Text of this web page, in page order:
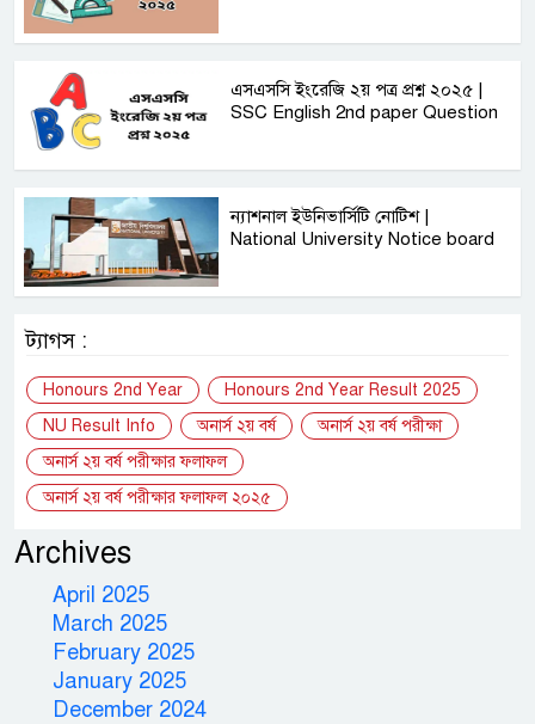
এসএসসি ইংরেজি ২য় পত্র প্রশ্ন ২০২৫ |
SSC English‌ 2nd paper Question
ন্যাশনাল ইউনিভার্সিটি নোটিশ |
National University Notice board
ট্যাগস :
Honours 2nd Year
Honours 2nd Year Result 2025
NU Result Info
অনার্স ২য় বর্ষ
অনার্স ২য় বর্ষ পরীক্ষা
অনার্স ২য় বর্ষ পরীক্ষার ফলাফল
অনার্স ২য় বর্ষ পরীক্ষার ফলাফল ২০২৫
Archives
April 2025
March 2025
February 2025
January 2025
December 2024